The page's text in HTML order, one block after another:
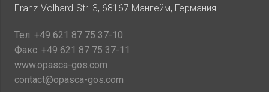
Franz-Volhard-Str. 3, 68167 Мангейм, Германия
Тел: +49 621 87 75 37-10
Факс: +49 621 87 75 37-11
www.opasca-gos.com
contact@opasca-gos.com